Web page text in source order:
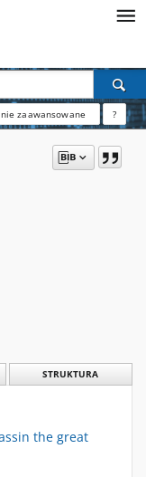
zaawansowane ?
STRUKTURA
the great